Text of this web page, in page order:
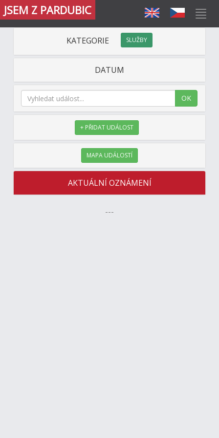
JSEM Z PARDUBIC
KATEGORIE SLUŽBY
DATUM
OK
+ PŘIDAT UDÁLOST
MAPA UDÁLOSTÍ
AKTUÁLNÍ OZNÁMENÍ
---